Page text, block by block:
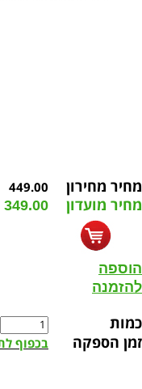
מחיר מחירון 449.00
מחיר מועדון 349.00
הוספה
להזמנה
כמות
זמן הספקה
בכפוף